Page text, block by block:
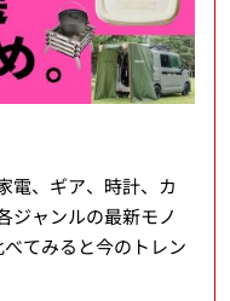
電、ギア、時計、カ
ジャンルの最新モノ
てみると今のトレン